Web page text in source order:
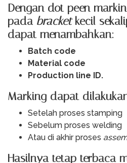
Dengan dot peen
pada bracketkecil
dapat menambahkan:
Batch code
Material code
Production line ID.
Marking dapat
Setelah proses stamping
Sebelum proses welding
Atau di akhir proses
Hasilnya tetap terbaca